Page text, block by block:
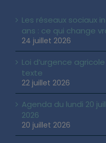
Les réseaux sociaux
ans : ce qui change
24 juillet 2026
Loi d’urgence
texte
22 juillet 2026
Agenda du lundi 20
2026
20 juillet 2026